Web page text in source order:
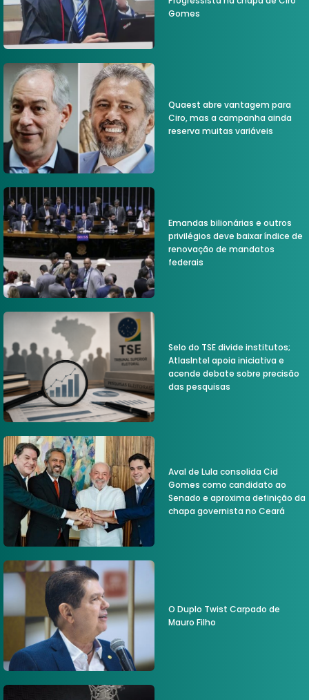
Gomes
Quaest abre vantagem para
Ciro, mas a campanha ainda
reserva muitas variáveis
Emandas bilionárias e outros
privilégios deve baixar índice de
renovação de mandatos
federais
Selo do TSE divide institutos;
AtlasIntel apoia iniciativa e
acende debate sobre precisão
das pesquisas
Aval de Lula consolida Cid
Gomes como candidato ao
Senado e aproxima definição da
chapa governista no Ceará
O Duplo Twist Carpado de
Mauro Filho